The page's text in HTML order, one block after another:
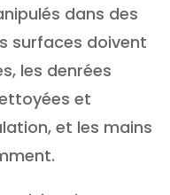
dans des
surfaces doivent
les denrées
et
et les mains